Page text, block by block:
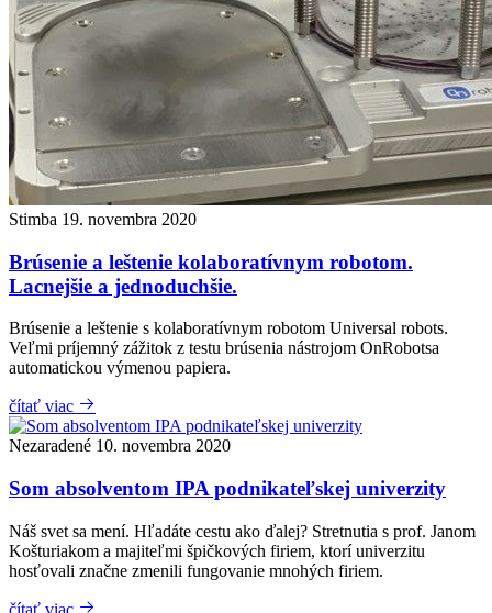
Stimba 19. novembra 2020
Brúsenie a leštenie kolaboratívnym robotom.
Lacnejšie a jednoduchšie.
Brúsenie a leštenie s kolaboratívnym robotom Universal robots.
Veľmi príjemný zážitok z testu brúsenia nástrojom OnRobotsa
automatickou výmenou papiera.
čítať viac
Nezaradené 10. novembra 2020
Som absolventom IPA podnikateľskej univerzity
Náš svet sa mení. Hľadáte cestu ako ďalej? Stretnutia s prof. Janom
Košturiakom a majiteľmi špičkových firiem, ktorí univerzitu
hosťovali značne zmenili fungovanie mnohých firiem.
čítať viac